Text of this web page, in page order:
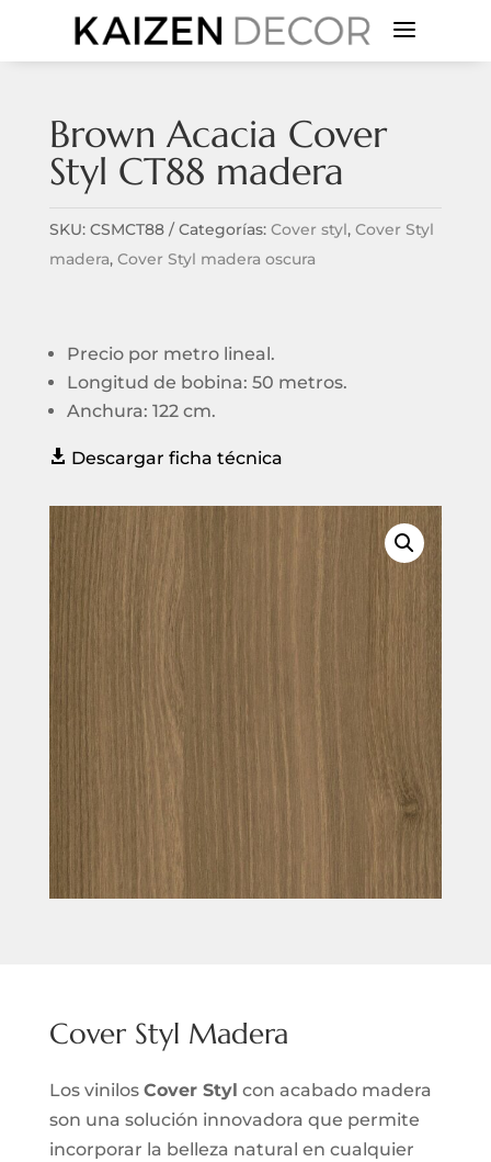
a
Brown Acacia Cover
Styl CT88 madera
SKU: CSMCT88 Categorías: Cover styl, Cover Styl
madera, Cover Styl madera oscura
Precio por metro lineal.
Longitud de bobina: 50 metros.
Anchura: 122 cm.
 Descargar ficha técnica
Cover Styl Madera
Los vinilos Cover Styl con acabado madera
son una solución innovadora que permite
incorporar la belleza natural en cualquier